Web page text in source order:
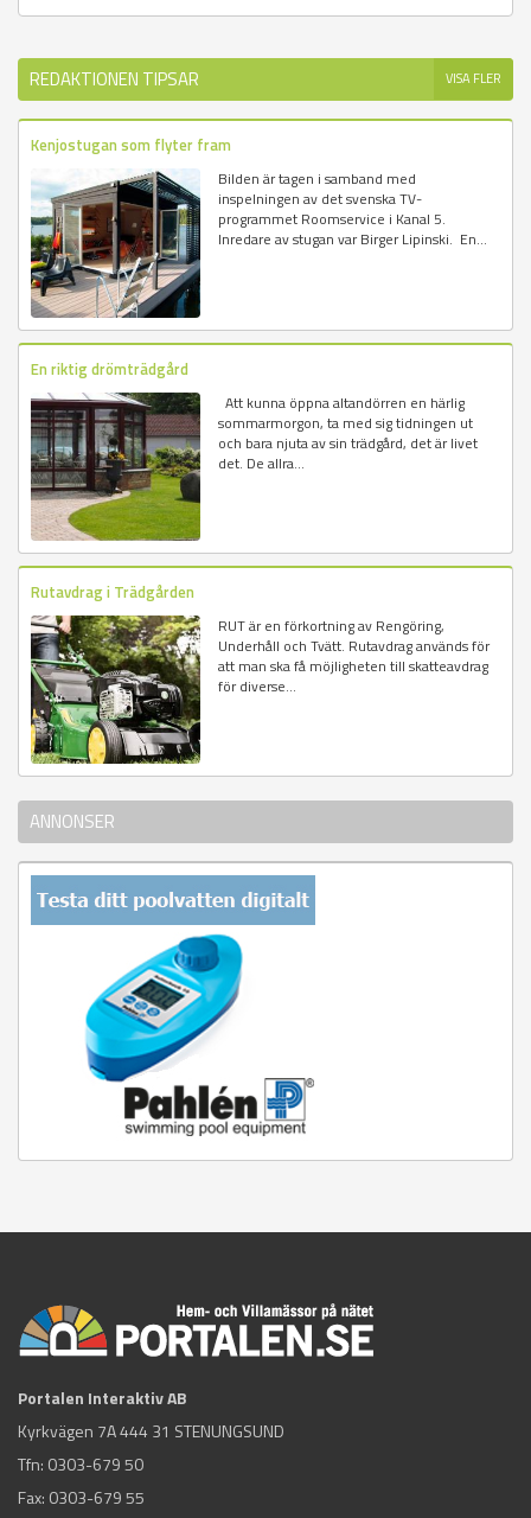
REDAKTIONEN TIPSAR VISA FLER
Kenjostugan som flyter fram
Bilden är tagen i samband med
inspelningen av det svenska TV-
programmet Roomservice i Kanal 5.
Inredare av stugan var Birger Lipinski. En...
En riktig drömträdgård
Att kunna öppna altandörren en härlig
sommarmorgon, ta med sig tidningen ut
och bara njuta av sin trädgård, det är livet
det. De allra...
Rutavdrag i Trädgården
RUT är en förkortning av Rengöring,
Underhåll och Tvätt. Rutavdrag används för
att man ska få möjligheten till skatteavdrag
för diverse...
ANNONSER
Portalen Interaktiv AB
Kyrkvägen 7A 444 31 STENUNGSUND
Tfn: 0303-679 50
Fax: 0303-679 55